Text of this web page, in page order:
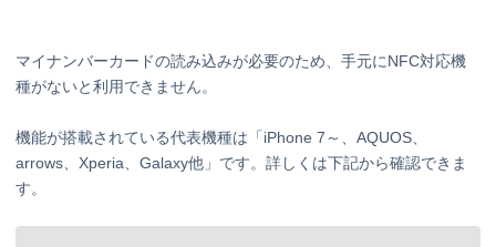
マイナンバーカードの読み込みが必要のため、手元にNFC対応機
種がないと利用できません。
機能が搭載されている代表機種は「iPhone 7～、AQUOS、
arrows、Xperia、Galaxy他」です。詳しくは下記から確認できま
す。